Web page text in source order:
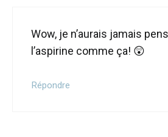
Wow, je n’aurais jamais
l’aspirine comme ça! 😲
Répondre